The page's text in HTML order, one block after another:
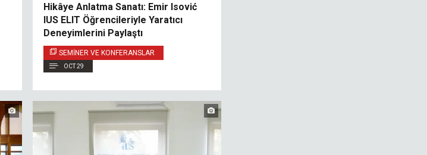
Hikâye Anlatma Sanatı: Emir Isović
IUS ELIT Öğrencileriyle Yaratıcı
Deneyimlerini Paylaştı
SEMINER VE KONFERANSLAR
OCT 29